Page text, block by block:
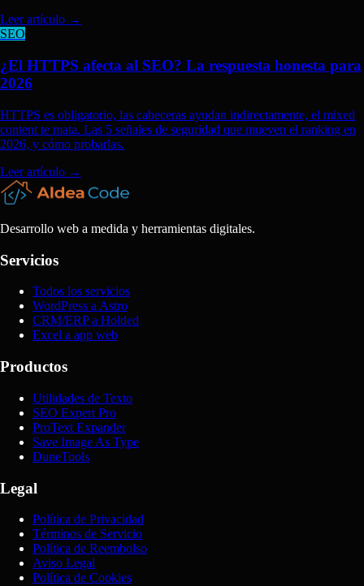
Leer artículo →
SEO
¿El HTTPS afecta al SEO? La respuesta honesta para
2026
HTTPS es obligatorio, las cabeceras ayudan indirectamente, el mixed
content te mata. Las 5 señales de seguridad que mueven el ranking en
2026, y cómo probarlas.
Leer artículo →
Desarrollo web a medida y herramientas digitales.
Servicios
Todos los servicios
WordPress a Astro
CRM/ERP a Holded
Excel a app web
Productos
Utilidades de Texto
SEO Expert Pro
ProText Expander
Save Image As Type
DuneTools
Legal
Política de Privacidad
Términos de Servicio
Política de Reembolso
Aviso Legal
Política de Cookies